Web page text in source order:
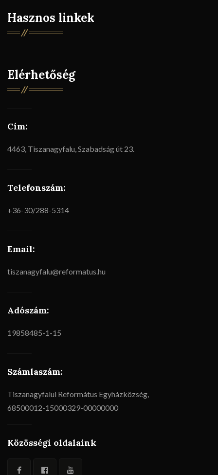
Hasznos linkek
Elérhetőség
Cím:
4463, Tiszanagyfalu, Szabadság út 23.
Telefonszám:
+36-30/288-5314
Email:
tiszanagyfalu@reformatus.hu
Adószám:
19858485-1-15
Számlaszám:
Tiszanagyfalui Református Egyházközség,
68500012-15000329-00000000
Közösségi oldalaink